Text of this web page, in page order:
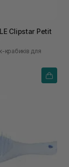
Clipstar Petit
крабиків для